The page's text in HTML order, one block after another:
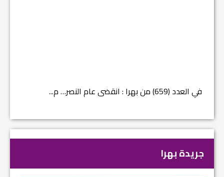
في العدد (659) من بهرا : انقضى عام النصر… م...
جريدة بهرا